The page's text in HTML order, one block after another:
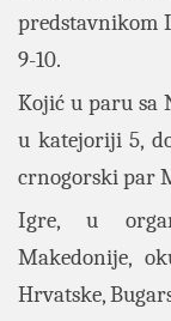
predstavnikom
9-10.
Kojić u paru sa
u katejoriji 5,
crnogorski par
Igre, u
Makedonije,
Hrvatske,